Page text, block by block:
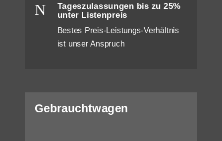
N
Tageszulassungen bis zu 25%
unter Listenpreis
Bestes Preis-Leistungs-Verhältnis
ist unser Anspruch
Gebrauchtwagen